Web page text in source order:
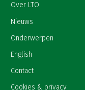
Over LTO
Nieuws
Onderwerpen
English
Contact
Cookies & privacy